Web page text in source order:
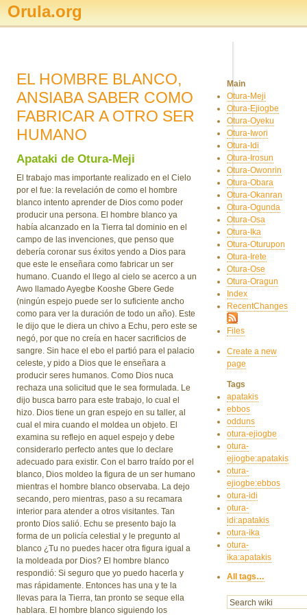
Orula.org
EL HOMBRE BLANCO,
ANSIABA SABER COMO
FABRICAR A OTRO SER
HUMANO
Apataki de Otura-Meji
El trabajo mas importante realizado en el Cielo
por el fue: la revelación de como el hombre
blanco intento aprender de Dios como poder
producir una persona. El hombre blanco ya
había alcanzado en la Tierra tal dominio en el
campo de las invenciones, que penso que
debería coronar sus éxitos yendo a Dios para
que este le enseñara como fabricar un ser
humano. Cuando el llego al cielo se acerco a un
Awo llamado Ayegbe Kooshe Gbere Gede
(ningún espejo puede ser lo suficiente ancho
como para ver la duración de todo un año). Este
le dijo que le diera un chivo a Echu, pero este se
negó, por que no creía en hacer sacrificios de
sangre. Sin hace el ebo el partió para el palacio
celeste, y pido a Dios que le enseñara a
producir seres humanos. Como Dios nuca
rechaza una solicitud que le sea formulada. Le
dijo busca barro para este trabajo, lo cual el
hizo. Dios tiene un gran espejo en su taller, al
cual el mira cuando el moldea un objeto. El
examina su reflejo en aquel espejo y debe
considerarlo perfecto antes que lo declare
adecuado para existir. Con el barro traído por el
blanco, Dios moldeo la figura de un ser humano
mientras el hombre blanco observaba. La dejo
secando, pero mientras, paso a su recamara
interior para atender a otros visitantes. Tan
pronto Dios salió. Echu se presento bajo la
forma de un policía celestial y le pregunto al
blanco ¿Tu no puedes hacer otra figura igual a
la moldeada por Dios? El hombre blanco
respondió: Si seguro que yo puedo hacerla y
mas rápidamente. Entonces has una y te la
llevas para la Tierra, tan pronto se seque ella
hablara. El hombre blanco siguiendo los
Main
Otura-Meji
Otura-Ejiogbe
Otura-Oyeku
Otura-Iwori
Otura-Idi
Otura-Irosun
Otura-Owonrin
Otura-Obara
Otura-Okanran
Otura-Ogunda
Otura-Osa
Otura-Ika
Otura-Oturupon
Otura-Irete
Otura-Ose
Otura-Oragun
Index
RecentChanges
Files
Create a new
page
Tags
apatakis
ebbos
odduns
otura-ejiogbe
otura-
ejiogbe:apatakis
otura-
ejiogbe:ebbos
otura-idi
otura-
idi:apatakis
otura-ika
otura-
ika:apatakis
All tags…